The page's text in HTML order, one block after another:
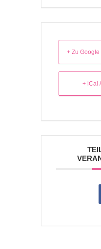
+ Zu
+ iCal